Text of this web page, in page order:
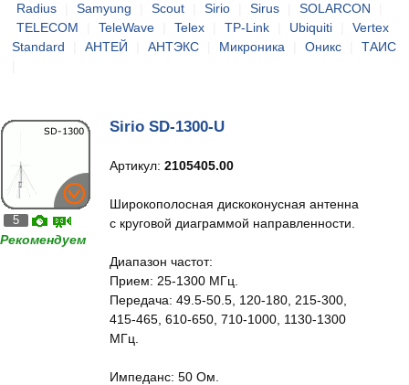
Radius
Samyung Scout Sirio Sirus SOLARCON
TELECOM
TeleWave Telex TP-Link Ubiquiti
Vertex
Standard
АНТЕЙ АНТЭКС Микроника Оникс
ТАИС
5
Рекомендуем
Sirio SD-1300-U
Артикул: 2105405.00
Широкополосная дискоконусная антенна
с круговой диаграммой направленности.
Диапазон частот:
Прием: 25-1300 МГц.
Передача: 49.5-50.5, 120-180, 215-300,
415-465, 610-650, 710-1000, 1130-1300
МГц.
Импеданс: 50 Ом.